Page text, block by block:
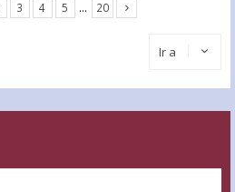
3 4 5 … 20
Ir a